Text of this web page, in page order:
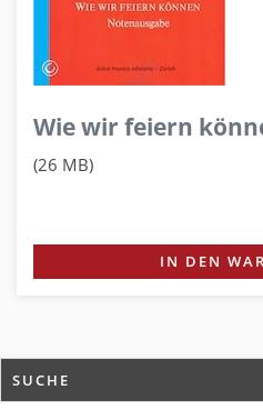
Wie wir feiern
(26 MB)
IN DEN
SUCHE